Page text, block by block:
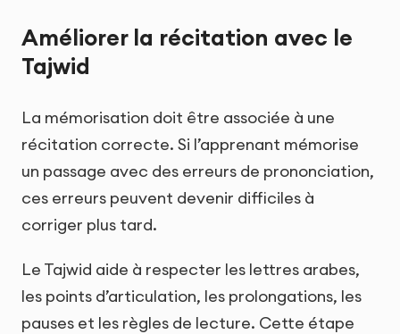
Améliorer la récitation avec le
Tajwid
La mémorisation doit être associée à une
récitation correcte. Si l’apprenant mémorise
un passage avec des erreurs de prononciation,
ces erreurs peuvent devenir difficiles à
corriger plus tard.
Le Tajwid aide à respecter les lettres arabes,
les points d’articulation, les prolongations, les
pauses et les règles de lecture. Cette étape